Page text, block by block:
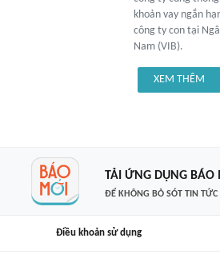
khoản vay ngắn
công ty con tại
Nam (VIB).
XEM THÊM
TẢI ỨNG DỤNG BÁO
ĐỂ KHÔNG BỎ SÓT TIN TỨC
Điều khoản sử dụng